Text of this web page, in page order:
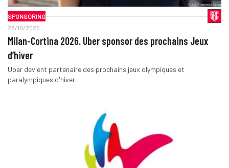
SPONSORING
28/10/2025
Milan-Cortina 2026. Uber sponsor des prochains Jeux
d’hiver
Uber devient partenaire des prochains jeux olympiques et
paralympiques d'hiver.